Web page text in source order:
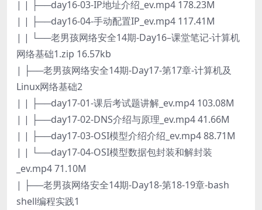
| | ├──day16-03-IP地址介绍_ev.mp4 178.23M
| | ├──day16-04-手动配置IP_ev.mp4 117.41M
| | └──老男孩网络安全14期-Day16–课堂笔记-计算机
网络基础1.zip 16.57kb
| ├──老男孩网络安全14期-Day17-第17章-计算机及
Linux网络基础2
| | ├──day17-01-课后考试题讲解_ev.mp4 103.08M
| | ├──day17-02-DNS介绍与原理_ev.mp4 41.66M
| | ├──day17-03-OSI模型介绍介绍_ev.mp4 88.71M
| | └──day17-04-OSI模型数据包封装和解封装
_ev.mp4 71.10M
| ├──老男孩网络安全14期-Day18-第18-19章-bash
shell编程实践1